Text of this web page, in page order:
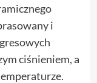
i
ciśnieniem, a